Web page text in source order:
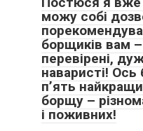
можу собі
борщиків вам
перевірені,
наваристі! Ось
п’ять
борщу –
і поживних!